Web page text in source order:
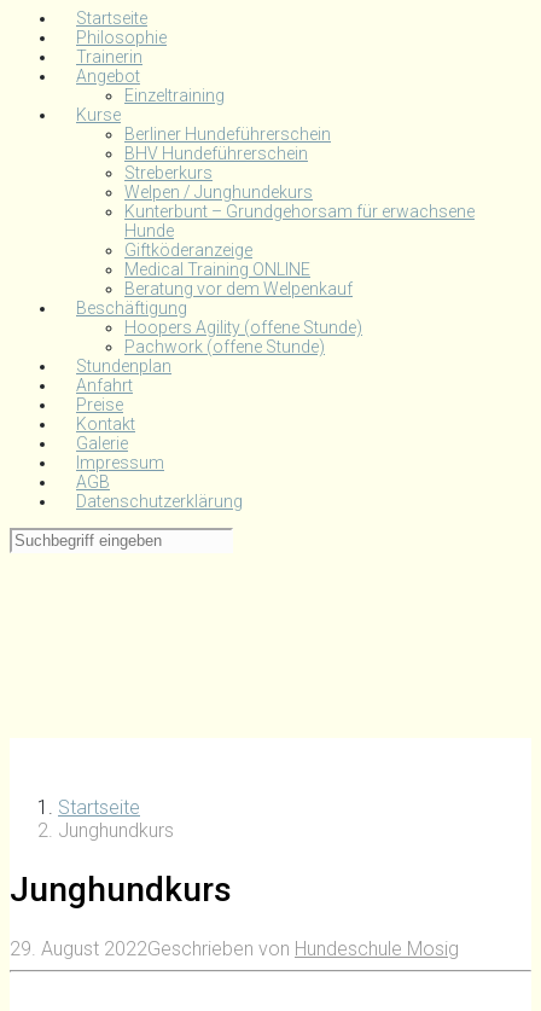
Startseite
Philosophie
Trainerin
Angebot
Einzeltraining
Kurse
Berliner Hundeführerschein
BHV Hundeführerschein
Streberkurs
Welpen / Junghundekurs
Kunterbunt – Grundgehorsam für erwachsene
Hunde
Giftköderanzeige
Medical Training ONLINE
Beratung vor dem Welpenkauf
Beschäftigung
Hoopers Agility (offene Stunde)
Pachwork (offene Stunde)
Stundenplan
Anfahrt
Preise
Kontakt
Galerie
Impressum
AGB
Datenschutzerklärung
Startseite
Junghundkurs
Junghundkurs
29. August 2022Geschrieben von Hundeschule Mosig